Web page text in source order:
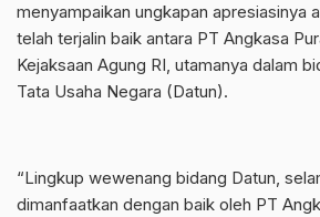
menyampaikan ungkapan apresiasinya
telah terjalin baik antara PT Angkasa
Kejaksaan Agung RI, utamanya dalam
Tata Usaha Negara (Datun).
“Lingkup wewenang bidang Datun,
dimanfaatkan dengan baik oleh PT